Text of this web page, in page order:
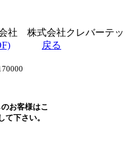
会社 株式会社クレバーテッ
戻る
お客様はこ
て下さい。